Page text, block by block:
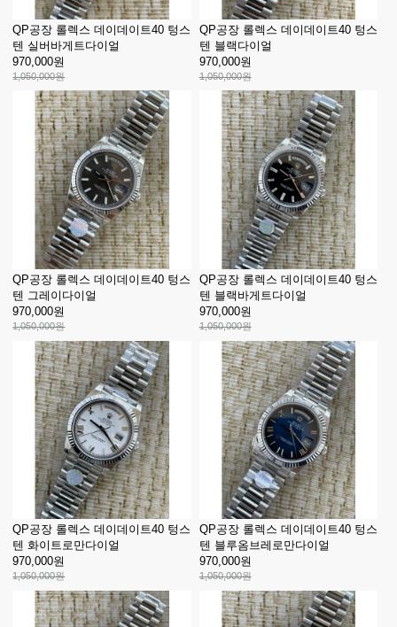
QP공장 롤렉스 데이데이트40 텅스
텐 실버바게트다이얼
970,000원
1,050,000원
QP공장 롤렉스 데이데이트40 텅스
텐 블랙다이얼
970,000원
1,050,000원
QP공장 롤렉스 데이데이트40 텅스
텐 그레이다이얼
970,000원
1,050,000원
QP공장 롤렉스 데이데이트40 텅스
텐 블랙바게트다이얼
970,000원
1,050,000원
QP공장 롤렉스 데이데이트40 텅스
텐 화이트로만다이얼
970,000원
1,050,000원
QP공장 롤렉스 데이데이트40 텅스
텐 블루옴브레로만다이얼
970,000원
1,050,000원